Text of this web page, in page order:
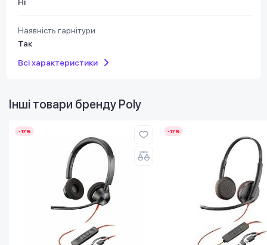
Наявність гарнітури
Так
Всі характеристики
Інші товари бренду Poly
-17% -17%